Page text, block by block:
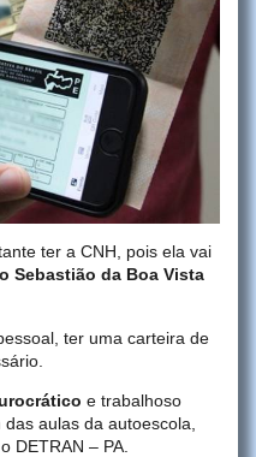
ter a CNH, pois ela vai
Sebastião da Boa Vista
ter uma carteira de
e trabalhoso
aulas da autoescola,
DETRAN – PA.